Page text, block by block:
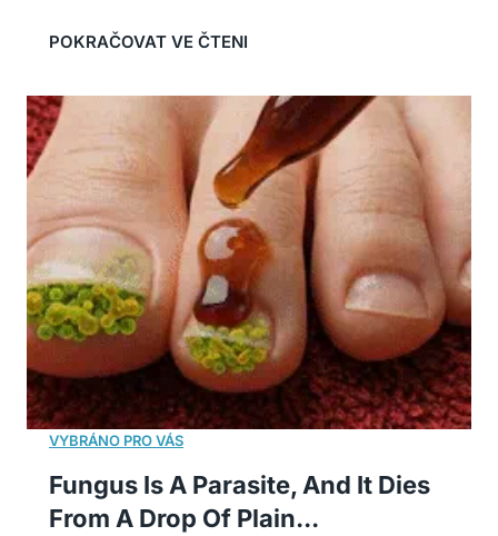
Fungus Is A Parasite, And It Dies
From A Drop Of Plain...